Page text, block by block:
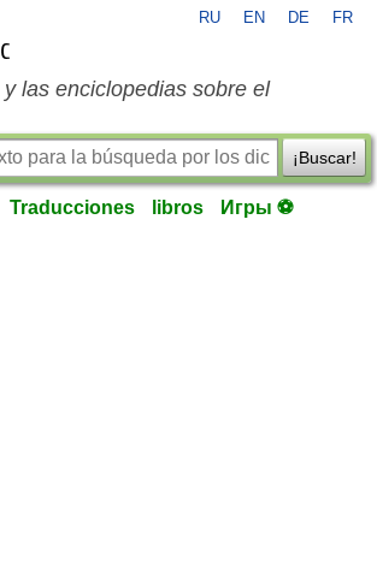
RU EN DE FR
las enciclopedias sobre el
¡Buscar!
Traducciones libros Игры ⚽